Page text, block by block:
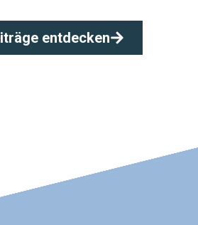
entdecken